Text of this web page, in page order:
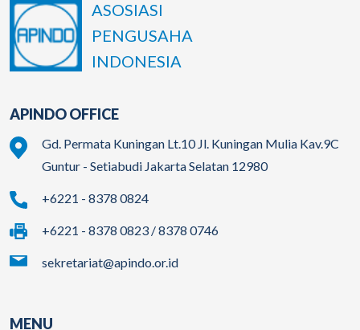
ASOSIASI
PENGUSAHA
INDONESIA
APINDO OFFICE
Gd. Permata Kuningan Lt.10 Jl. Kuningan Mulia Kav.9C
Guntur - Setiabudi Jakarta Selatan 12980
+6221 - 8378 0824
+6221 - 8378 0823 / 8378 0746
sekretariat@apindo.or.id
MENU